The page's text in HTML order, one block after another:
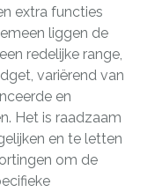
extra functies
liggen de
redelijke range,
variërend van
en
Het is raadzaam
en te letten
om de